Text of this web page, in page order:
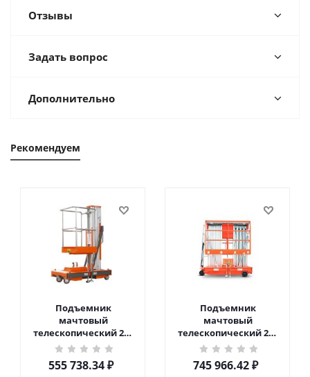
Отзывы
Задать вопрос
Дополнительно
Рекомендуем
Подъемник
мачтовый
телескопический 200
кг 6 м TOR GTWY6-200S
DC 2-мачтовый
(автономный) (G) в
555 738.34₽
Подъемник
мачтовый
телескопический 200
кг 10 м TOR GTWY10-
200S DC 2-мачтовый
(автономный) (N) в
745 966.42₽